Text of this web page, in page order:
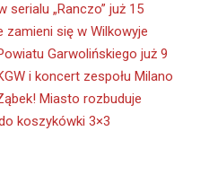
„Ranczo” już 15
zamieni się w Wilkowyje
Garwolińskiego już 9
i koncert zespołu Milano
Miasto rozbuduje
koszykówki 3×3